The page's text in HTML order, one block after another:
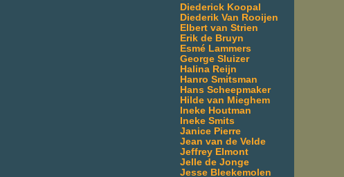
Diederick Koopal
Diederik Van Rooijen
Elbert van Strien
Erik de Bruyn
Esmé Lammers
George Sluizer
Halina Reijn
Hanro Smitsman
Hans Scheepmaker
Hilde van Mieghem
Ineke Houtman
Ineke Smits
Janice Pierre
Jean van de Velde
Jeffrey Elmont
Jelle de Jonge
Jesse Bleekemolen